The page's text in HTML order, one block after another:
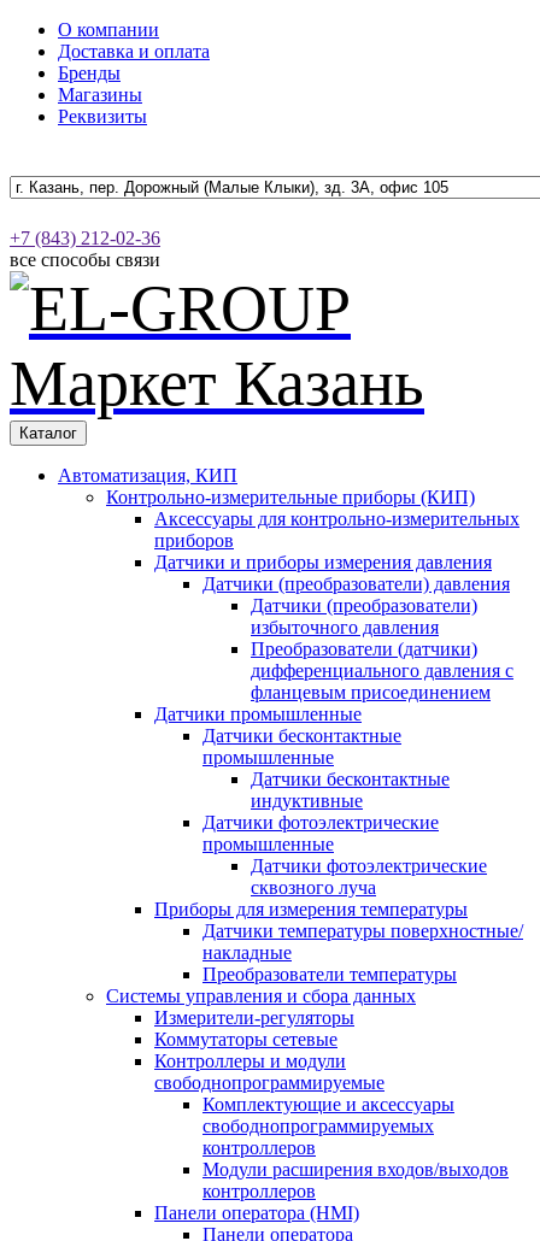
О компании
Доставка и оплата
Бренды
Магазины
Реквизиты
+7 (843) 212-02-36
все способы связи
Каталог
Автоматизация, КИП
Контрольно-измерительные приборы (КИП)
Аксессуары для контрольно-измерительных
приборов
Датчики и приборы измерения давления
Датчики (преобразователи) давления
Датчики (преобразователи)
избыточного давления
Преобразователи (датчики)
дифференциального давления с
фланцевым присоединением
Датчики промышленные
Датчики бесконтактные
промышленные
Датчики бесконтактные
индуктивные
Датчики фотоэлектрические
промышленные
Датчики фотоэлектрические
сквозного луча
Приборы для измерения температуры
Датчики температуры поверхностные/
накладные
Преобразователи температуры
Системы управления и сбора данных
Измерители-регуляторы
Коммутаторы сетевые
Контроллеры и модули
свободнопрограммируемые
Комплектующие и аксессуары
свободнопрограммируемых
контроллеров
Модули расширения входов/выходов
контроллеров
Панели оператора (HMI)
Панели оператора